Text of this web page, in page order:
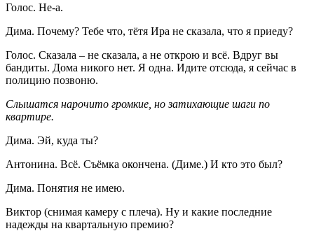
Голос. Не-а.
Дима. Почему? Тебе что, тётя Ира не сказала, что я приеду?
Голос. Сказала – не сказала, а не открою и всё. Вдруг вы
бандиты. Дома никого нет. Я одна. Идите отсюда, я сейчас в
полицию позвоню.
Слышатся нарочито громкие, но затихающие шаги по
квартире.
Дима. Эй, куда ты?
Антонина. Всё. Съёмка окончена. (Диме.) И кто это был?
Дима. Понятия не имею.
Виктор (снимая камеру с плеча). Ну и какие последние
надежды на квартальную премию?